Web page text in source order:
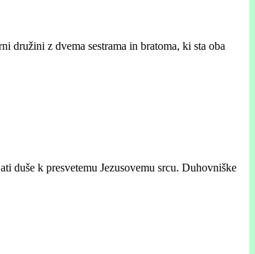
družini z dvema sestrama in bratoma, ki sta oba
duše k presvetemu Jezusovemu srcu. Duhovniške